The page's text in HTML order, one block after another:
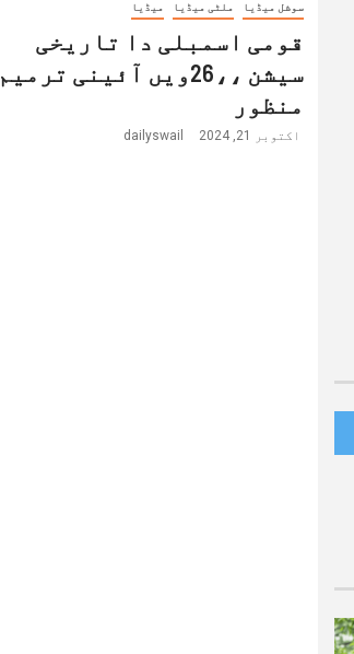
سوشل میڈیا
ملٹی میڈیا میڈیا
قومی اسمبلی دا تاریخی
سیشن ،،26ویں آئینی ترمیم
منظور
اکتوبر 21, 2024 dailyswail